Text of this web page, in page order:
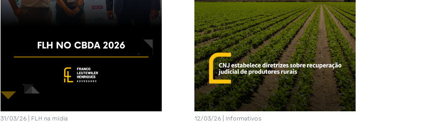
31/03/26 | FLH na mídia 12/03/26 | Informativos